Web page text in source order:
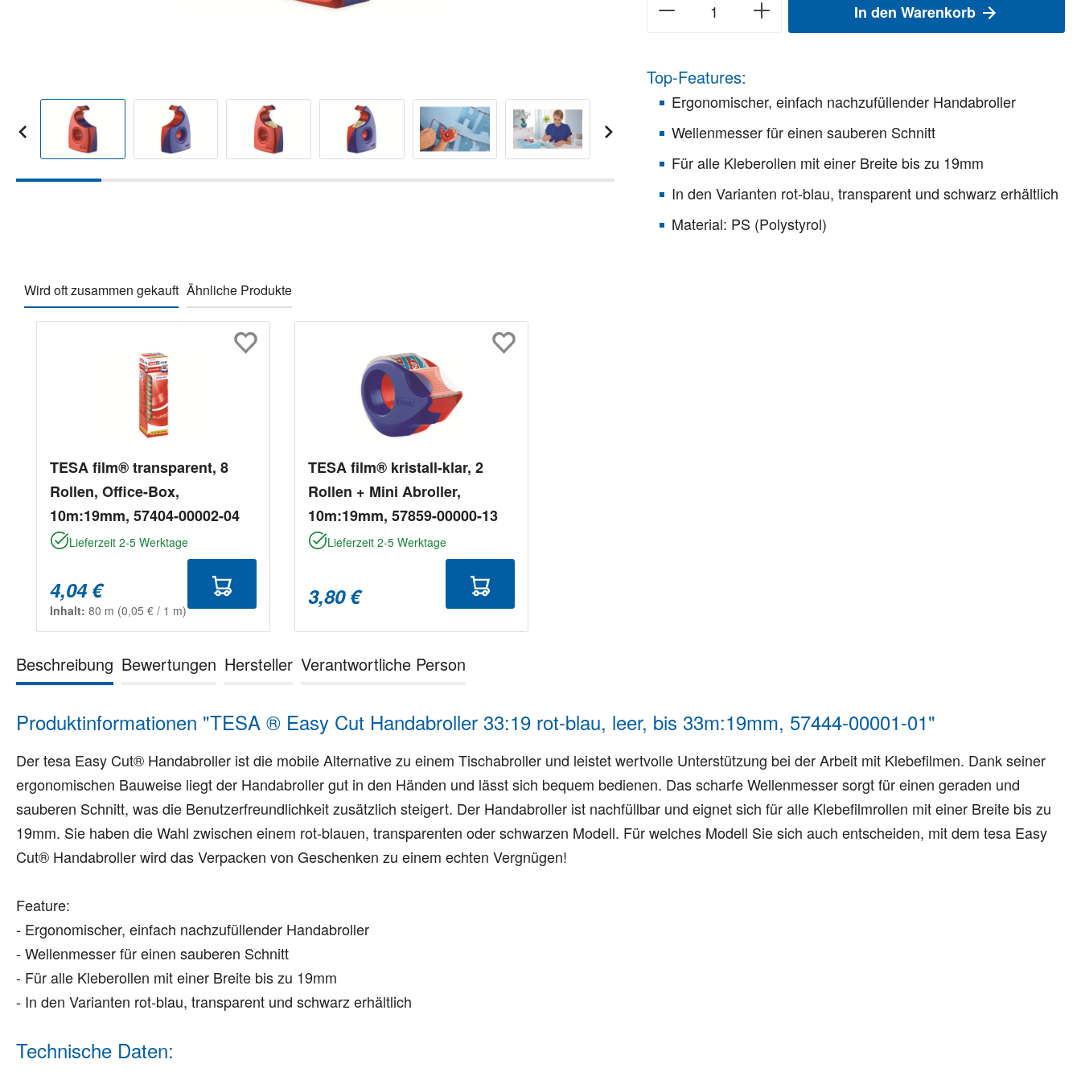
In den Warenkorb
Top-Features:
Ergonomischer, einfach nachzufüllender Handabroller
Wellenmesser für einen sauberen Schnitt
Für alle Kleberollen mit einer Breite bis zu 19mm
In den Varianten rot-blau, transparent und schwarz erhältlich
Material: PS (Polystyrol)
Wird oft zusammen gekauft Ähnliche Produkte
TESA film® transparent, 8
Rollen, Office-Box,
10m:19mm, 57404-00002-04
Lieferzeit 2-5 Werktage
4,04 €
Inhalt: 80 m (0,05 € / 1 m)
TESA film® kristall-klar, 2
Rollen + Mini Abroller,
10m:19mm, 57859-00000-13
Lieferzeit 2-5 Werktage
3,80 €
Beschreibung Bewertungen Hersteller Verantwortliche Person
Produktinformationen "TESA ® Easy Cut Handabroller 33:19 rot-blau, leer, bis 33m:19mm, 57444-00001-01"
Der tesa Easy Cut® Handabroller ist die mobile Alternative zu einem Tischabroller und leistet wertvolle Unterstützung bei der Arbeit mit Klebefilmen. Dank seiner
ergonomischen Bauweise liegt der Handabroller gut in den Händen und lässt sich bequem bedienen. Das scharfe Wellenmesser sorgt für einen geraden und
sauberen Schnitt, was die Benutzerfreundlichkeit zusätzlich steigert. Der Handabroller ist nachfüllbar und eignet sich für alle Klebefilmrollen mit einer Breite bis zu
19mm. Sie haben die Wahl zwischen einem rot-blauen, transparenten oder schwarzen Modell. Für welches Modell Sie sich auch entscheiden, mit dem tesa Easy
Cut® Handabroller wird das Verpacken von Geschenken zu einem echten Vergnügen!
Feature:
- Ergonomischer, einfach nachzufüllender Handabroller
- Wellenmesser für einen sauberen Schnitt
- Für alle Kleberollen mit einer Breite bis zu 19mm
- In den Varianten rot-blau, transparent und schwarz erhältlich
Technische Daten: